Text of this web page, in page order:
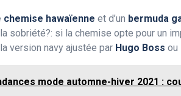
chemise hawaïenne et d’un bermuda
sobriété?: si la chemise opte pour un
version navy ajustée par Hugo Boss ou
mode automne-hiver 2021 :